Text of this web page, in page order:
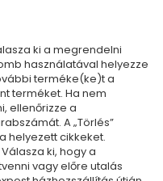
ki a megrendelni
használatával helyezze
terméke(ke)t a
terméket. Ha nem
ellenőrizze a
A „Törlés”
helyezett cikkeket.
ki, hogy a
vagy előre utalás